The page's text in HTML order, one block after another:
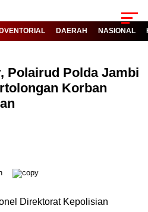
DAERAH NASIONAL
Polairud Polda Jambi
Korban
Direktorat Kepolisian